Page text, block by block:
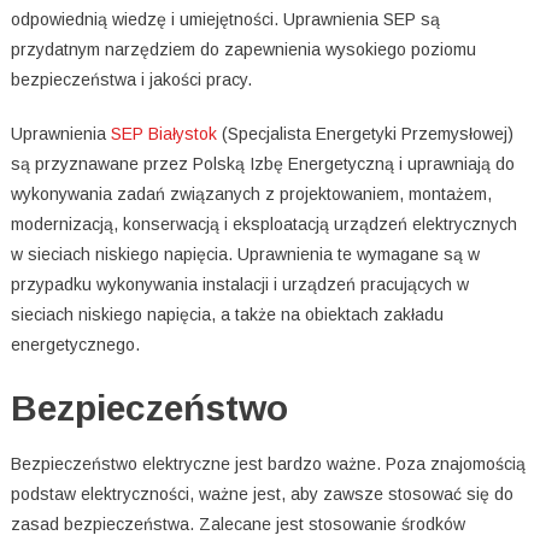
odpowiednią wiedzę i umiejętności. Uprawnienia SEP są
przydatnym narzędziem do zapewnienia wysokiego poziomu
bezpieczeństwa i jakości pracy.
Uprawnienia SEP Białystok(Specjalista Energetyki Przemysłowej)
są przyznawane przez Polską Izbę Energetyczną i uprawniają do
wykonywania zadań związanych z projektowaniem, montażem,
modernizacją, konserwacją i eksploatacją urządzeń elektrycznych
w sieciach niskiego napięcia. Uprawnienia te wymagane są w
przypadku wykonywania instalacji i urządzeń pracujących w
sieciach niskiego napięcia, a także na obiektach zakładu
energetycznego.
Bezpieczeństwo
Bezpieczeństwo elektryczne jest bardzo ważne. Poza znajomością
podstaw elektryczności, ważne jest, aby zawsze stosować się do
zasad bezpieczeństwa. Zalecane jest stosowanie środków